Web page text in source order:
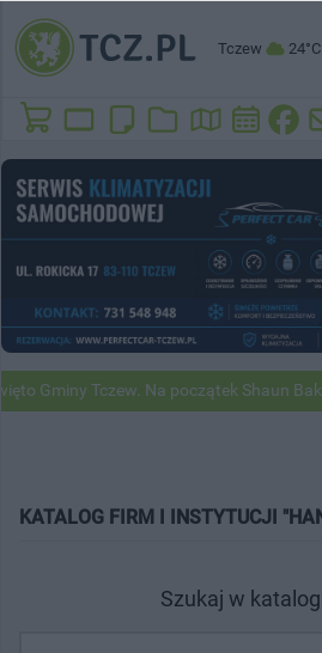
Tczew 24°C
Gminy Tczew. Na początek Shaun Baker
KATALOG FIRM I INSTYTUCJI
Szukaj w